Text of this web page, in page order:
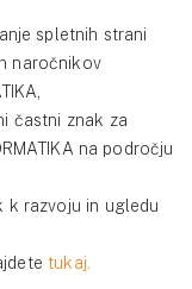
spletnih strani
naročnikov
častni znak za
na področju
k razvoju in ugledu
tukaj.